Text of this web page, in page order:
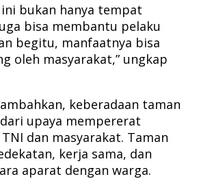
bukan hanya tempat
bisa membantu pelaku
begitu, manfaatnya bisa
oleh masyarakat,” ungkap
keberadaan taman
upaya mempererat
dan masyarakat. Taman
kerja sama, dan
aparat dengan warga.